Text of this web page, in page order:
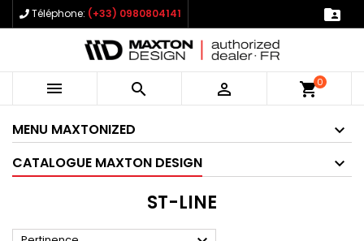
Téléphone: (+33) 0980804141 
   shopping_cart0
MENU MAXTONIZED
CATALOGUE MAXTON DESIGN
ST-LINE